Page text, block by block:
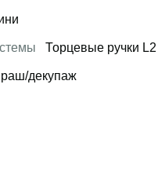
Торцевые ручки L2
декупаж